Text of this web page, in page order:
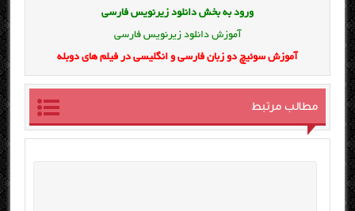
ورود به بخش دانلود زیرنویس فارسی
آموزش دانلود زیرنویس فارسی
آموزش سوئیچ دو زبان فارسی و انگلیسی در فیلم های دوبله
مطالب مرتبط